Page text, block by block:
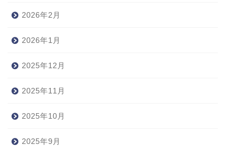
2026年2月
2026年1月
2025年12月
2025年11月
2025年10月
2025年9月